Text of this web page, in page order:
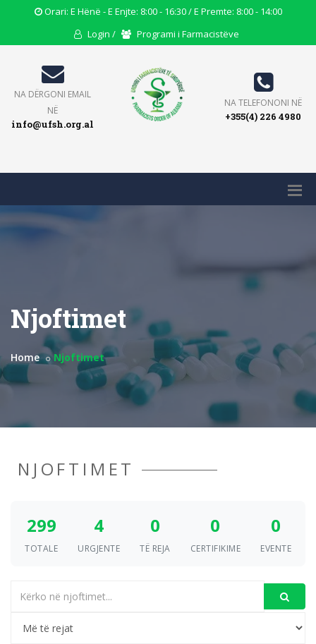
Opening
Orari: E Hënë - E Enjte: 8:00 - 16:30 / E Premte: 8:00 - 14:00
User
Login /
Users
Programi i Farmacistëve
Email
NA DËRGONI EMAIL
NË
info@ufsh.org.al
Phone
Icon
NA TELEFONONI NË
+355(4) 226 4980
Njoftimet
Home Njoftimet
NJOFTIMET
299
TOTALE
4
URGJENTE
0
TË REJA
0
CERTIFIKIME
0
EVENTE